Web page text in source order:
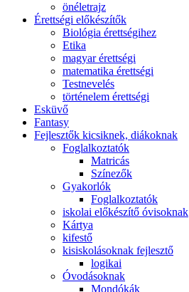
önéletrajz
Érettségi előkészítők
Biológia érettségihez
Etika
magyar érettségi
matematika érettségi
Testnevelés
történelem érettségi
Esküvő
Fantasy
Fejlesztők kicsiknek, diákoknak
Foglalkoztatók
Matricás
Színezők
Gyakorlók
Foglalkoztatók
iskolai előkészítő óvisoknak
Kártya
kifestő
kisiskolásoknak fejlesztő
logikai
Óvodásoknak
Mondókák